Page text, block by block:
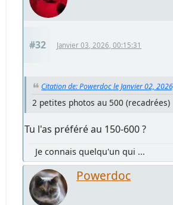
#32 Janvier 03, 2026, 00:15:31
Citation de: Powerdoc le Janvier 02,
2 petites photos au 500 (recadrées)
Tu l'as préféré au 150-600 ?
Je connais quelqu'un qui ...
Powerdoc